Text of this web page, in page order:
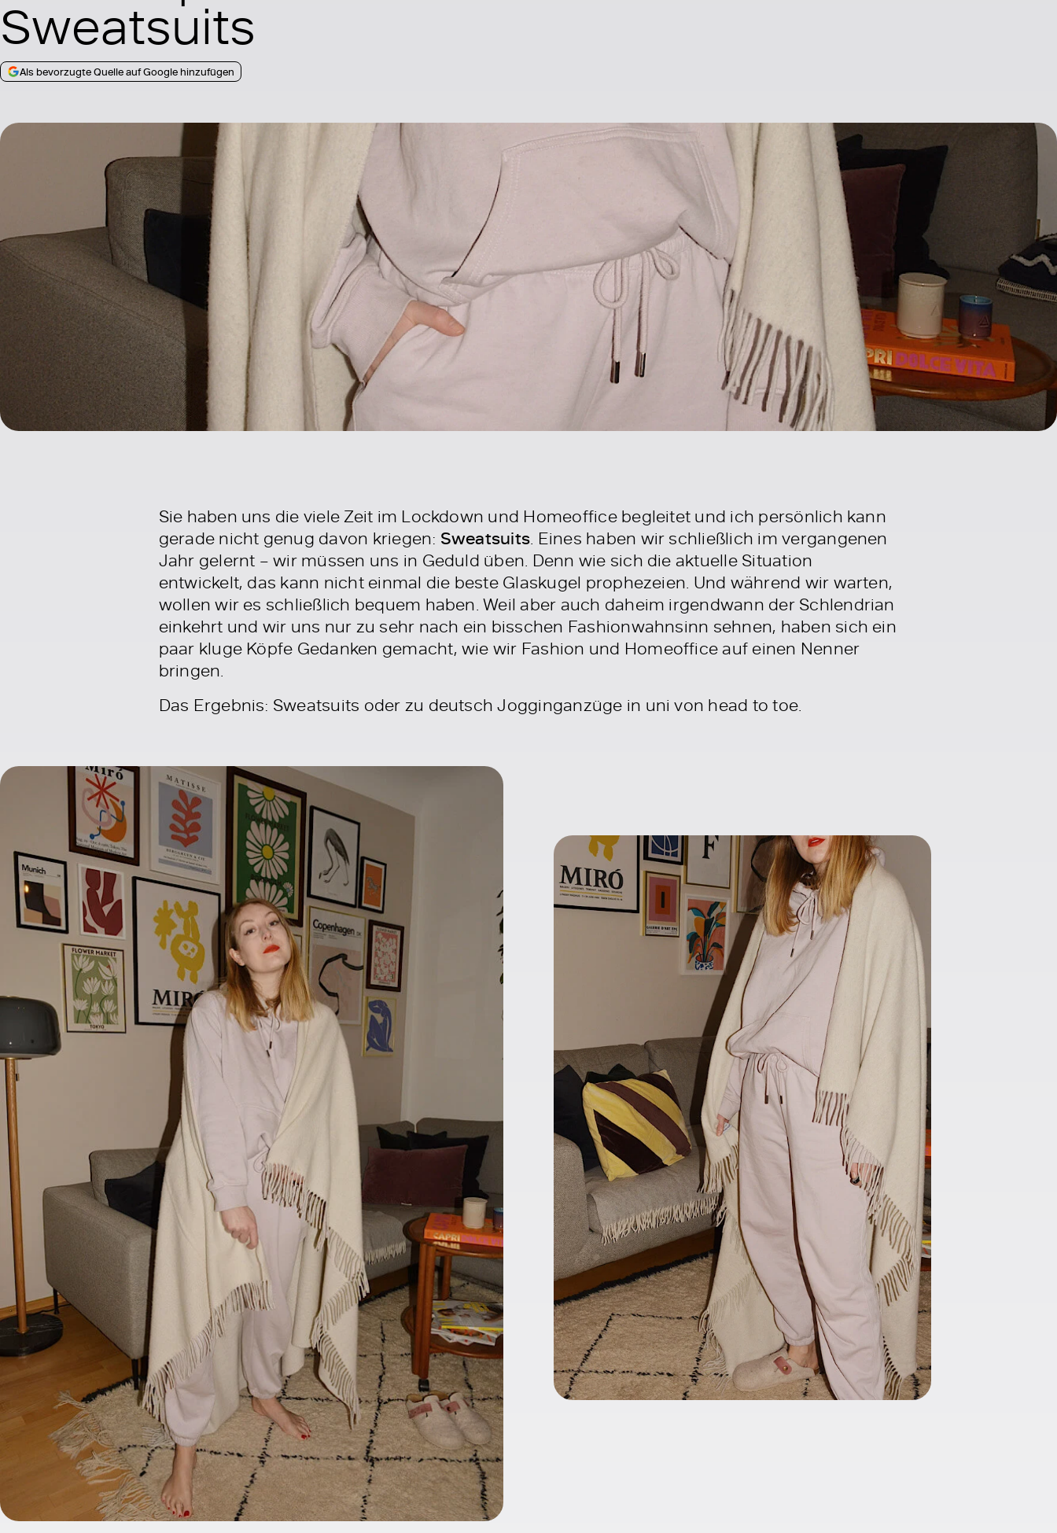
Sweatsuits
Als bevorzugte Quelle auf Google hinzufügen
Sie haben uns die viele Zeit im Lockdown und Homeoffice begleitet und ich persönlich kann
gerade nicht genug davon kriegen: Sweatsuits . Eines haben wir schließlich im vergangenen
Jahr gelernt – wir müssen uns in Geduld üben. Denn wie sich die aktuelle Situation
entwickelt, das kann nicht einmal die beste Glaskugel prophezeien. Und während wir warten,
wollen wir es schließlich bequem haben. Weil aber auch daheim irgendwann der Schlendrian
einkehrt und wir uns nur zu sehr nach ein bisschen Fashionwahnsinn sehnen, haben sich ein
paar kluge Köpfe Gedanken gemacht, wie wir Fashion und Homeoffice auf einen Nenner
bringen.
Das Ergebnis: Sweatsuits oder zu deutsch Jogginganzüge in uni von head to toe.